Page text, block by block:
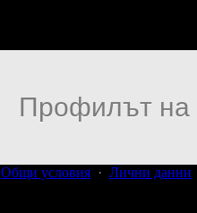
Профилът на
Общи условия · Лични данни